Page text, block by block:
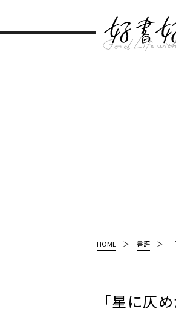
HOME 書評
「星に仄